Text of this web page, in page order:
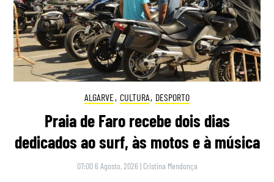
ALGARVE, CULTURA, DESPORTO
Praia de Faro recebe dois dias
dedicados ao surf, às motos e à música
07:00 6 Agosto, 2026 | Cristina Mendonça